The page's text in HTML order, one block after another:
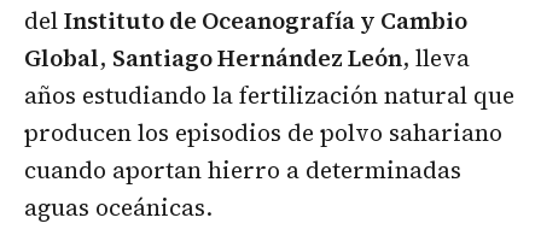
delInstituto de Oceanografía y Cambio
Global, Santiago Hernández León, lleva
años estudiando la fertilización natural que
producen los episodios de polvo sahariano
cuando aportan hierro a determinadas
aguas oceánicas.